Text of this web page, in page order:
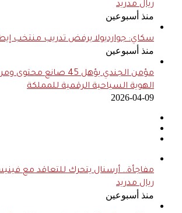
ريال مدريد
منذ أسبوعين
سكاي: جوارديولا يرفض تدريب منتخب
منذ أسبوعين
مؤمن الجندي يؤهل 45
الهوية السياحية الرقمية للمملكة
2026-04-09
مفاجأة.. أرسنال يتحرك للتعاقد مع
ريال مدريد
منذ أسبوعين